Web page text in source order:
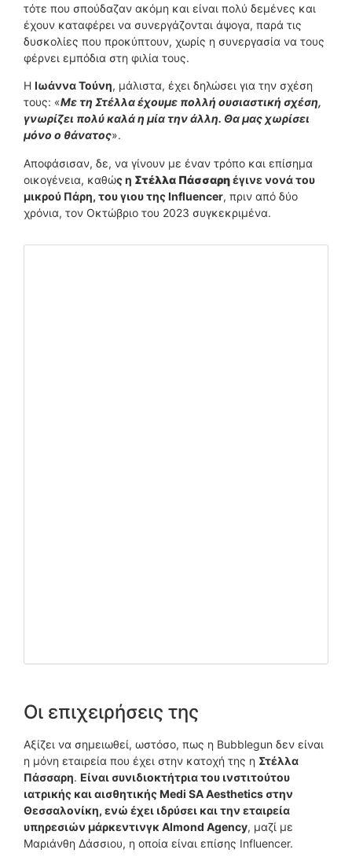
τότε που σπούδαζαν ακόμη και είναι πολύ δεμένες και
έχουν καταφέρει να συνεργάζονται άψογα, παρά τις
δυσκολίες που προκύπτουν, χωρίς η συνεργασία να τους
φέρνει εμπόδια στη φιλία τους.
Η Ιωάννα Τούνη, μάλιστα, έχει δηλώσει για την σχέση
τους: «Με τη Στέλλα έχουμε πολλή ουσιαστική σχέση,
γνωρίζει πολύ καλά η μία την άλλη. Θα μας χωρίσει
μόνο ο θάνατος».
Αποφάσισαν, δε, να γίνουν με έναν τρόπο και επίσημα
οικογένεια, καθώς η Στέλλα Πάσσαρηέγινε νονά του
μικρού Πάρη, του γιου της Influencer, πριν από δύο
χρόνια, τον Οκτώβριο του 2023 συγκεκριμένα.
Οι επιχειρήσεις της
Αξίζει να σημειωθεί, ωστόσο, πως η Bubblegun δεν είναι
η μόνη εταιρεία που έχει στην κατοχή της η Στέλλα
Πάσσαρη. Είναι συνιδιοκτήτρια του ινστιτούτου
ιατρικής και αισθητικής Medi SA Aesthetics στην
Θεσσαλονίκη, ενώ έχει ιδρύσει και την εταιρεία
υπηρεσιών μάρκεντινγκ Almond Agency, μαζί με
Μαριάνθη Δάσσιου, η οποία είναι επίσης Influencer.